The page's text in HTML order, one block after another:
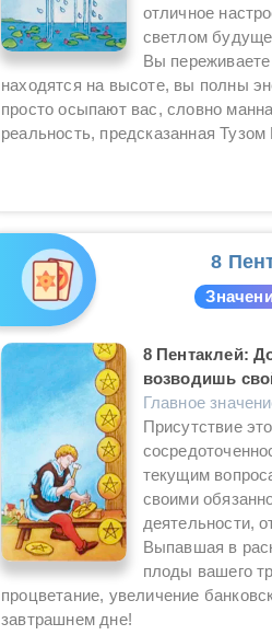
отличное
светлом
Вы
находятся на высоте, вы полны
просто осыпают вас, словно
реальность, предсказанная Тузом
8
8 Пентаклей:
возводишь
Главное
Присутствие
текущим
своими
деятельности,
Выпавшая в
плоды вашего
процветание, увеличение
завтрашнем дне!